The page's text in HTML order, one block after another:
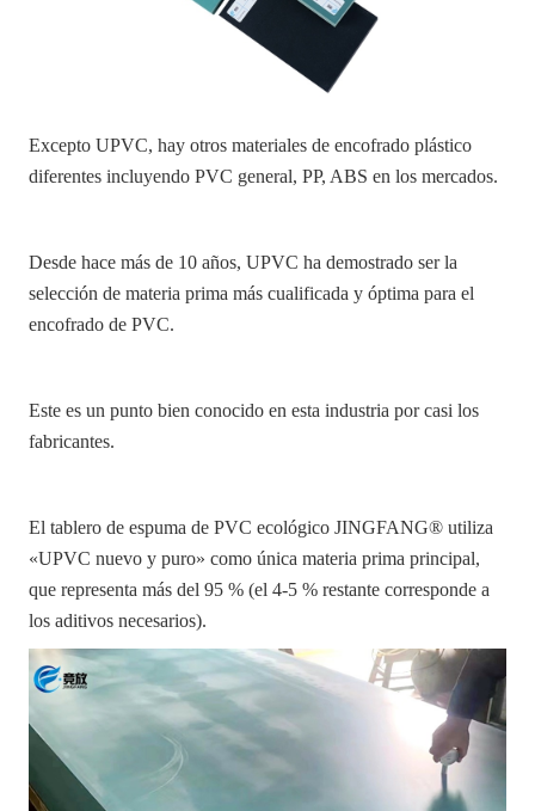
Excepto UPVC, hay otros materiales de encofrado plástico
diferentes incluyendo PVC general, PP, ABS en los mercados.
Desde hace más de 10 años, UPVC ha demostrado ser la
selección de materia prima más cualificada y óptima para el
encofrado de PVC.
Este es un punto bien conocido en esta industria por casi los
fabricantes.
El tablero de espuma de PVC ecológico JINGFANG® utiliza
«UPVC nuevo y puro» como única materia prima principal,
que representa más del 95 % (el 4-5 % restante corresponde a
los aditivos necesarios).